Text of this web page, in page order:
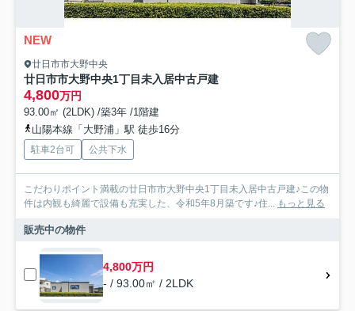
NEW
廿日市市大野中央
廿日市市大野中央1丁目未入居中古戸建
4,800万円
93.00㎡ (2LDK) /築3年 /1階建
山陽本線「大野浦」駅 徒歩16分
駐車2台可 公共下水
こだわりポイント満載の廿日市市大野中央1丁目未入居中古戸建♪この物
件は内観も綺麗で設備も充実した、令和5年8月築です♪住... もっと見る
販売中の物件
4,800万円
- / 93.00㎡ / 2LDK